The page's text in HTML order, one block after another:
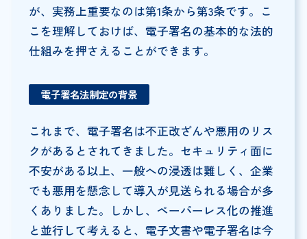
が、実務上重要なのは第1条から第3条です。こ
こを理解しておけば、電子署名の基本的な法的
仕組みを押さえることができます。
電子署名法制定の背景
これまで、電子署名は不正改ざんや悪用のリス
クがあるとされてきました。セキュリティ面に
不安がある以上、一般への浸透は難しく、企業
でも悪用を懸念して導入が見送られる場合が多
くありました。しかし、ペーパーレス化の推進
と並行して考えると、電子文書や電子署名は今